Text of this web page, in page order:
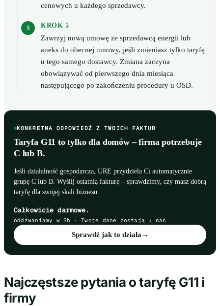
cenowych u każdego sprzedawcy.
KROK 5
Zawrzyj nową umowę ze sprzedawcą energii lub
aneks do obecnej umowy, jeśli zmieniasz tylko taryfę
u tego samego dostawcy. Zmiana zaczyna
obowiązywać od pierwszego dnia miesiąca
następującego po zakończeniu procedury u OSD.
KONKRETNA ODPOWIEDŹ Z TWOICH FAKTUR
Taryfa G11 to tylko dla domów – firma potrzebuje
C lub B.
Jeśli działalność gospodarcza, URE przydziela Ci automatycznie
grupę C lub B. Wyślij ostatnią fakturę – sprawdzimy, czy masz dobrą
taryfę dla swojej skali biznesu.
Sprawdź jak to działa →
Całkowicie darmowe.
oddzwaniamy w 2h · Twoje dane zostają u nas
Najczęstsze pytania o taryfę G11 i
firmy